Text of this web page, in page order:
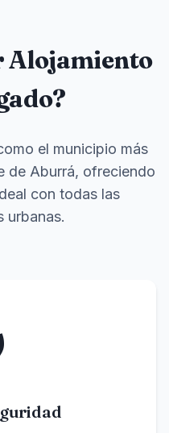
Alojamiento
el municipio más
de Aburrá, ofreciendo
con todas las
urbanas.